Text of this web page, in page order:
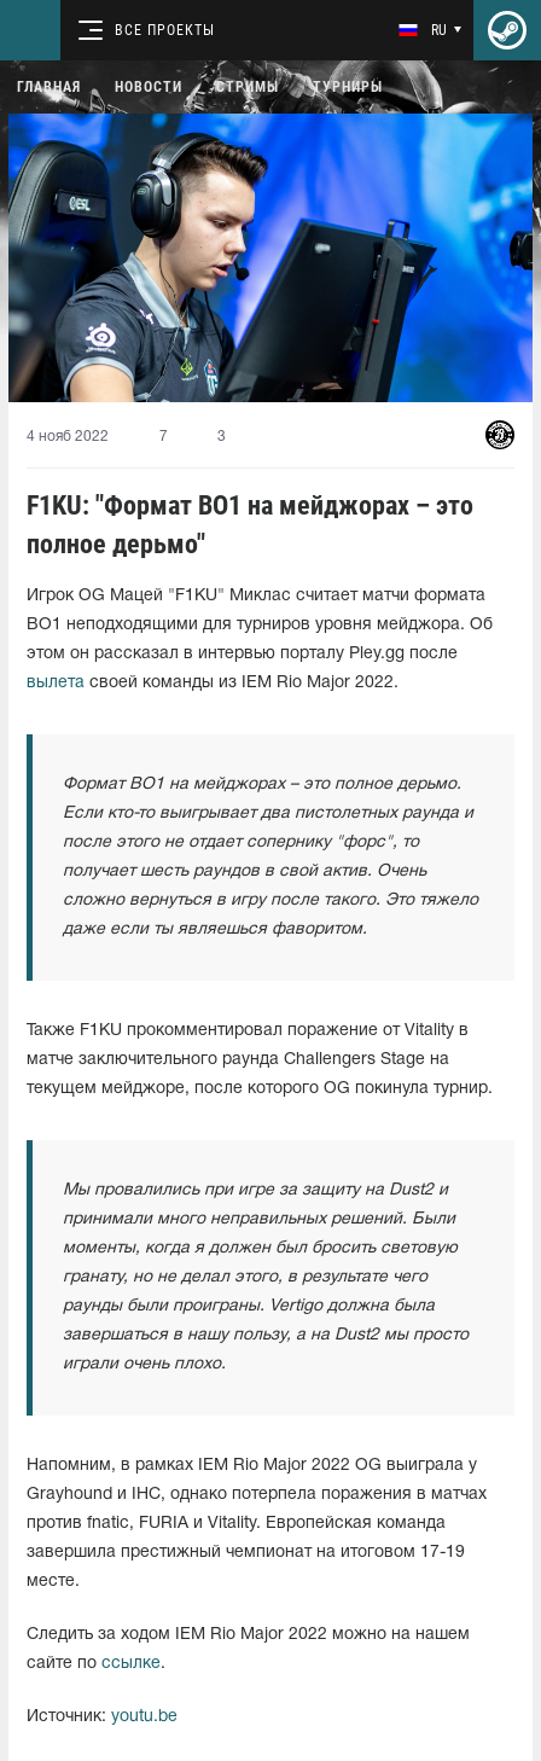
ВСЕ ПРОЕКТЫ RU
ГЛАВНАЯ НОВОСТИ СТРИМЫ ТУРНИРЫ
4 нояб 2022 7 3
F1KU: "Формат BO1 на мейджорах – это
полное дерьмо"
Игрок OG Мацей "F1KU" Миклас считает матчи формата
BO1 неподходящими для турниров уровня мейджора. Об
этом он рассказал в интервью порталу Pley.gg после
вылета своей команды из IEM Rio Major 2022.
Формат BO1 на мейджорах – это полное дерьмо.
Если кто-то выигрывает два пистолетных раунда и
после этого не отдает сопернику "форс", то
получает шесть раундов в свой актив. Очень
сложно вернуться в игру после такого. Это тяжело
даже если ты являешься фаворитом.
Также F1KU прокомментировал поражение от Vitality в
матче заключительного раунда Challengers Stage на
текущем мейджоре, после которого OG покинула турнир.
Мы провалились при игре за защиту на Dust2 и
принимали много неправильных решений. Были
моменты, когда я должен был бросить световую
гранату, но не делал этого, в результате чего
раунды были проиграны. Vertigo должна была
завершаться в нашу пользу, а на Dust2 мы просто
играли очень плохо.
Напомним, в рамках IEM Rio Major 2022 OG выиграла у
Grayhound и IHC, однако потерпела поражения в матчах
против fnatic, FURIA и Vitality. Европейская команда
завершила престижный чемпионат на итоговом 17-19
месте.
Следить за ходом IEM Rio Major 2022 можно на нашем
сайте по ссылке.
Источник: youtu.be